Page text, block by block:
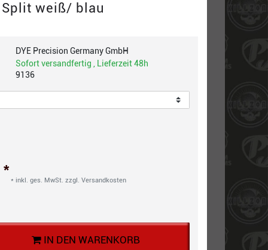
weiß/ blau
DYE Precision Germany GmbH
Sofort versandfertig , Lieferzeit 48h
9136
*
* inkl. ges. MwSt. zzgl. Versandkosten
IN DEN WARENKORB